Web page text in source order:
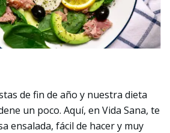
de fin de año y nuestra dieta
un poco. Aquí, en Vida Sana, te
ensalada, fácil de hacer y muy